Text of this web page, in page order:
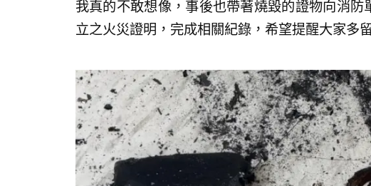
我真的不敢想像，事後也帶著燒毀的證物向消
立之火災證明，完成相關紀錄，希望提醒大家多